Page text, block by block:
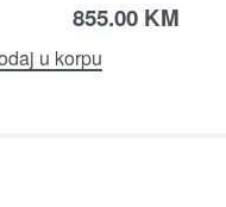
855.00 KM
u korpu